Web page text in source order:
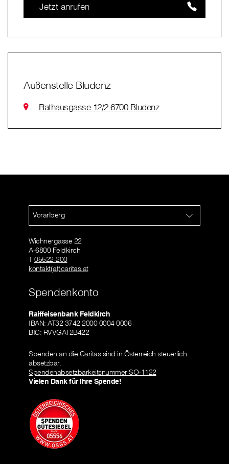
Jetzt anrufen
Außenstelle Bludenz
Rathausgasse 12/2 6700 Bludenz
Vorarlberg
Wichnergasse 22
A-6800 Feldkirch
T05522-200
kontakt(at)caritas.at
Spendenkonto
Raiffeisenbank Feldkirch
IBAN: AT32 3742 2000 0004 0006
BIC: RVVGAT2B422
Spenden an die Caritas sind in Österreich steuerlich
absetzbar.
Spendenabsetzbarkeitsnummer SO-1122
Vielen Dank für Ihre Spende!